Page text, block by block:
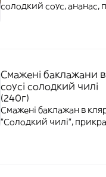
солодкий соус, ананас,
Смажені баклажани в
соусі солодкий чилі
(240г)
Смажені баклажан в
"Солодкий чилі",